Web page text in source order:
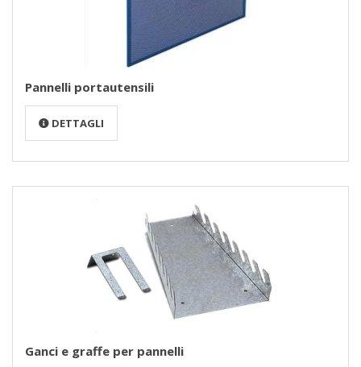
Pannelli portautensili
DETTAGLI
Ganci e graffe per pannelli